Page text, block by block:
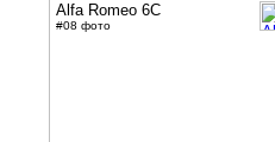
Alfa Romeo 6C
#08 фото